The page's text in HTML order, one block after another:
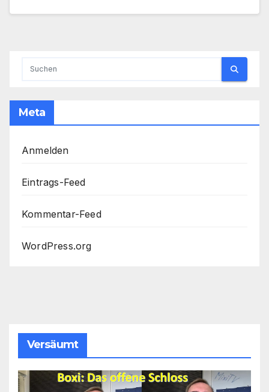
Meta
Anmelden
Eintrags-Feed
Kommentar-Feed
WordPress.org
Versäumt